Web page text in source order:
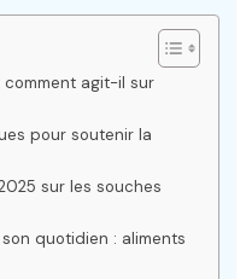
comment agit-il sur
pour soutenir la
sur les souches
quotidien : aliments